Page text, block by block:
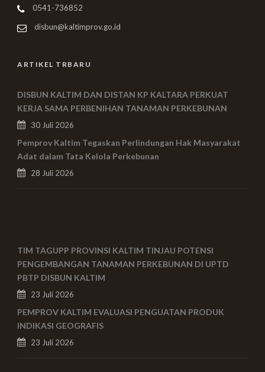
0541-736852
disbun@kaltimprov.go.id
ARTIKEL TRBARU
DISBUN KALTIM DAN DISTAN KP KALTARA PERKUAT
KERJA SAMA PERBENIHAN TANAMAN PERKEBUNAN
30 Juli 2026
Pemprov Kaltim Tegaskan Perlindungan Hak Masyarakat
Adat dalam Tata Kelola Perkebunan
28 Juli 2026
TIM TAGUPP PROVINSI KALTIM TINJAU POTENSI
PENGEMBANGAN TANAMAN PERKEBUNAN DI UPTD
PBTP DISBUN KALTIM
23 Juli 2026
PEMPROV KALTIM EVALUASI PENGUATAN PRODUK
INDIKASI GEOGRAFIS
23 Juli 2026